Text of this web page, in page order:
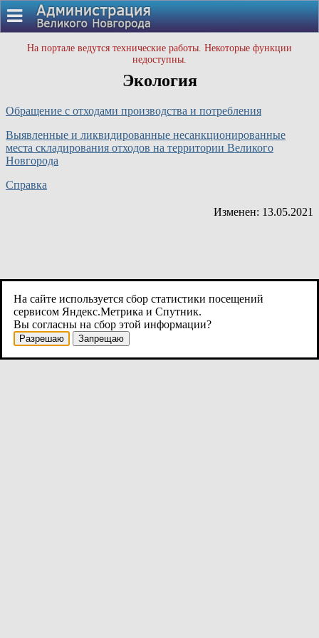
На портале ведутся технические работы. Некоторые функции
недоступны.
Экология
Обращение с отходами производства и потребления
Выявленные и ликвидированные несанкционированные
места складирования отходов на территории Великого
Новгорода
Справка
Изменен: 13.05.2021
На сайте используется сбор статистики посещений
сервисом Яндекс.Метрика и Спутник.
Вы согласны на сбор этой информации?
Разрешаю Запрещаю